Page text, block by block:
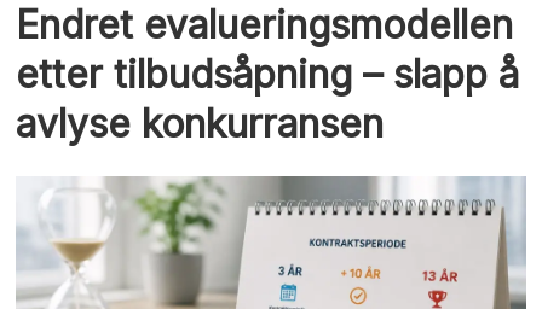
Endret evalueringsmodellen
etter tilbudsåpning – slapp å
avlyse konkurransen